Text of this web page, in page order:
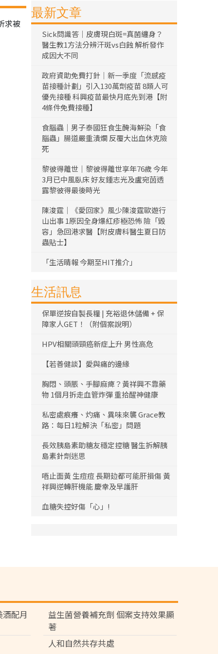
求被
最新文章
Sick問識答｜皮膚現白斑=真菌纏身？
醫生教1方法分辨汗斑vs白蝕 解析發作
成因大不同
政府資助免費打針｜新一季度「流感疫
苗接種計劃」引入130萬劑疫苗 8類人可
優先接種 科興疫苗最快月底先到港【附
4條件免費接種】
食腦蟲｜男子泰國狂食生醃海鮮染「食
腦蟲」腸道嚴重潰爛 反覆大出血休克險
死
黎彼得離世｜黎彼得離世享年76歲 今年
3月已中風臥床 好友鍾志光及盧宛茵透
露黎彼得最後時光
陳浚霆｜《愛回家》風少陳浚霆歐遊行
山出事 1原因全身爆紅疹極恐怖 險「毀
容」急回港求醫【附皮膚科醫生夏日防
蟲貼士】
「生活晴報 今期至HIT推介」
生活訊息
保單逆按自製長糧 | 充裕退休儲備 + 保
障家人GET！（附個案說明）
HPV相關頭頸癌新症上升 男性高危
【若善健談】愛與痛的邊緣
胸悶、頭脹、手腳麻痺？黃祥興不靠藥
物 1個月拆走血管炸彈 重拾醒神健康
私密處痕癢、灼痛、異味來襲 Grace教
路：每日1粒解決「私密」問題
長效胰島素助糖友穩定控糖 醫生拆解胰
島素針劑迷思
唔止面黃 生痘痘 長期攰都可能肝損傷 黃
祥興逆轉肝機能 慶幸及早護肝
血糖失控好傷「心」!
配月
益生菌營養補充劑 個案支持效果顯
著
人和自然共存共處